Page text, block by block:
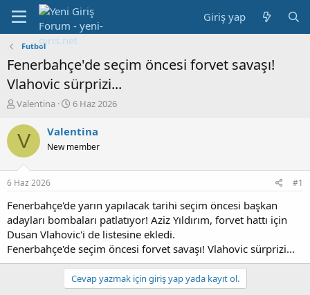
Giriş yap
Futbol
Fenerbahçe'de seçim öncesi forvet savaşı!
Vlahovic sürprizi...
K
n
b
u
u
b
a
ş
l
a
t
a
Valentina
B
ş
a
ç
a
r
i
h
i
6 Haz 2026
V Valentina
New member
6 Haz 2026 #1
Fenerbahçe'de yarın yapılacak tarihi seçim öncesi başkan
adayları bombaları patlatıyor! Aziz Yıldırım, forvet hattı için
Dusan Vlahovic'i de listesine ekledi.
Fenerbahçe'de seçim öncesi forvet savaşı! Vlahovic sürprizi...
Cevap yazmak için giriş yap yada kayıt ol.